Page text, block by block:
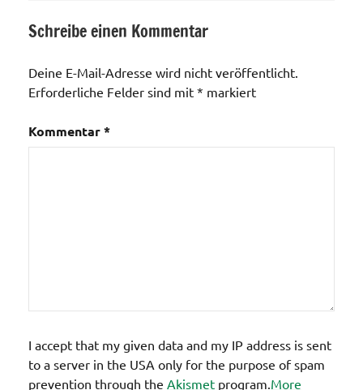
Schreibe einen Kommentar
Deine E-Mail-Adresse wird nicht veröffentlicht.
Erforderliche Felder sind mit * markiert
Kommentar*
I accept that my given data and my IP address is sent
to a server in the USA only for the purpose of spam
prevention through the Akismet program.More